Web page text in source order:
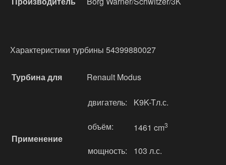
Характеристики турбины 54399880027
Турбина для Renault Modus
Применение
двигатель: K9K-Tл.с.
объём: 1461 cm3
мощность: 103 л.с.